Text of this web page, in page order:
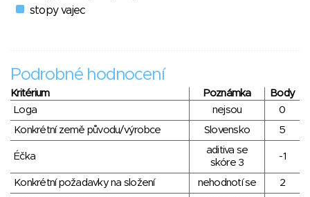
stopy vajec
Podrobné hodnocení
Kritérium Poznámka
Body
Loga
nejsou
0
Konkrétní země původu/výrobce
Slovensko 5
Éčka
aditiva se
skóre 3
-1
Konkrétní požadavky na složení nehodnotí se
2